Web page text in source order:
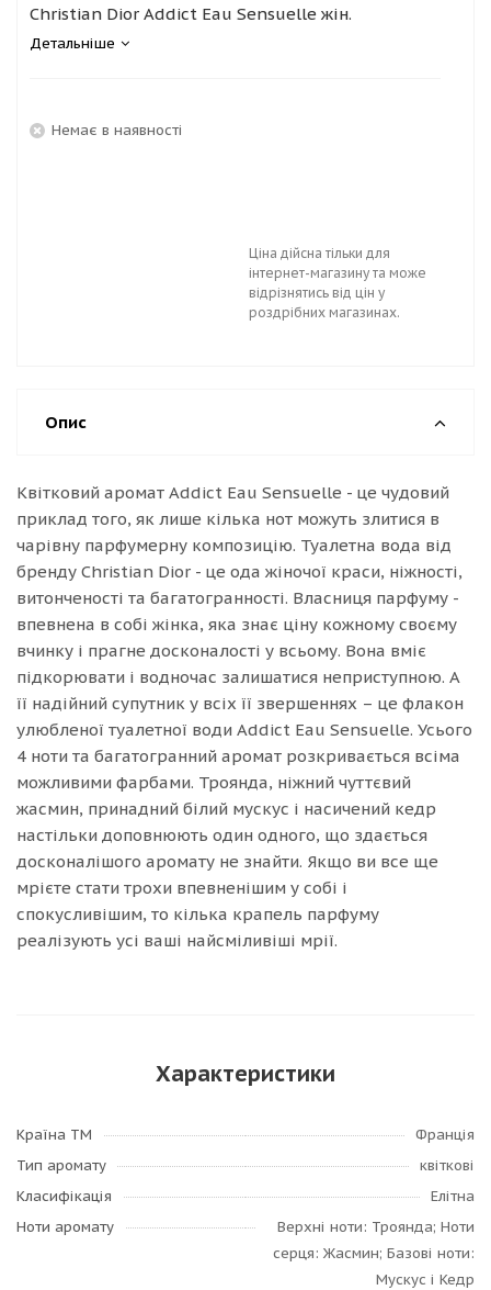
Christian Dior Addict Eau Sensuelle жін.
Детальніше
Немає в наявності
Ціна дійсна тільки для
інтернет-магазину та може
відрізнятись від цін у
роздрібних магазинах.
Опис
Квітковий аромат Addict Eau Sensuelle - це чудовий
приклад того, як лише кілька нот можуть злитися в
чарівну парфумерну композицію. Туалетна вода від
бренду Christian Dior - це ода жіночої краси, ніжності,
витонченості та багатогранності. Власниця парфуму -
впевнена в собі жінка, яка знає ціну кожному своєму
вчинку і прагне досконалості у всьому. Вона вміє
підкорювати і водночас залишатися неприступною. А
її надійний супутник у всіх її звершеннях – це флакон
улюбленої туалетної води Addict Eau Sensuelle. Усього
4 ноти та багатогранний аромат розкривається всіма
можливими фарбами. Троянда, ніжний чуттєвий
жасмин, принадний білий мускус і насичений кедр
настільки доповнюють один одного, що здається
досконалішого аромату не знайти. Якщо ви все ще
мрієте стати трохи впевненішим у собі і
спокусливішим, то кілька крапель парфуму
реалізують усі ваші найсміливіші мрії.
Характеристики
Країна ТМ
Франція
Тип аромату
квіткові
Класифікація
Елітна
Ноти аромату
Верхні ноти: Троянда; Ноти
серця: Жасмин; Базові ноти:
Мускус і Кедр